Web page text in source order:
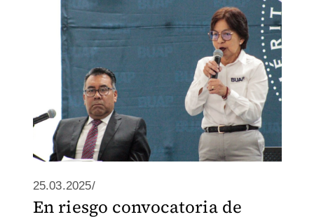
25.03.2025/
En riesgo convocatoria de